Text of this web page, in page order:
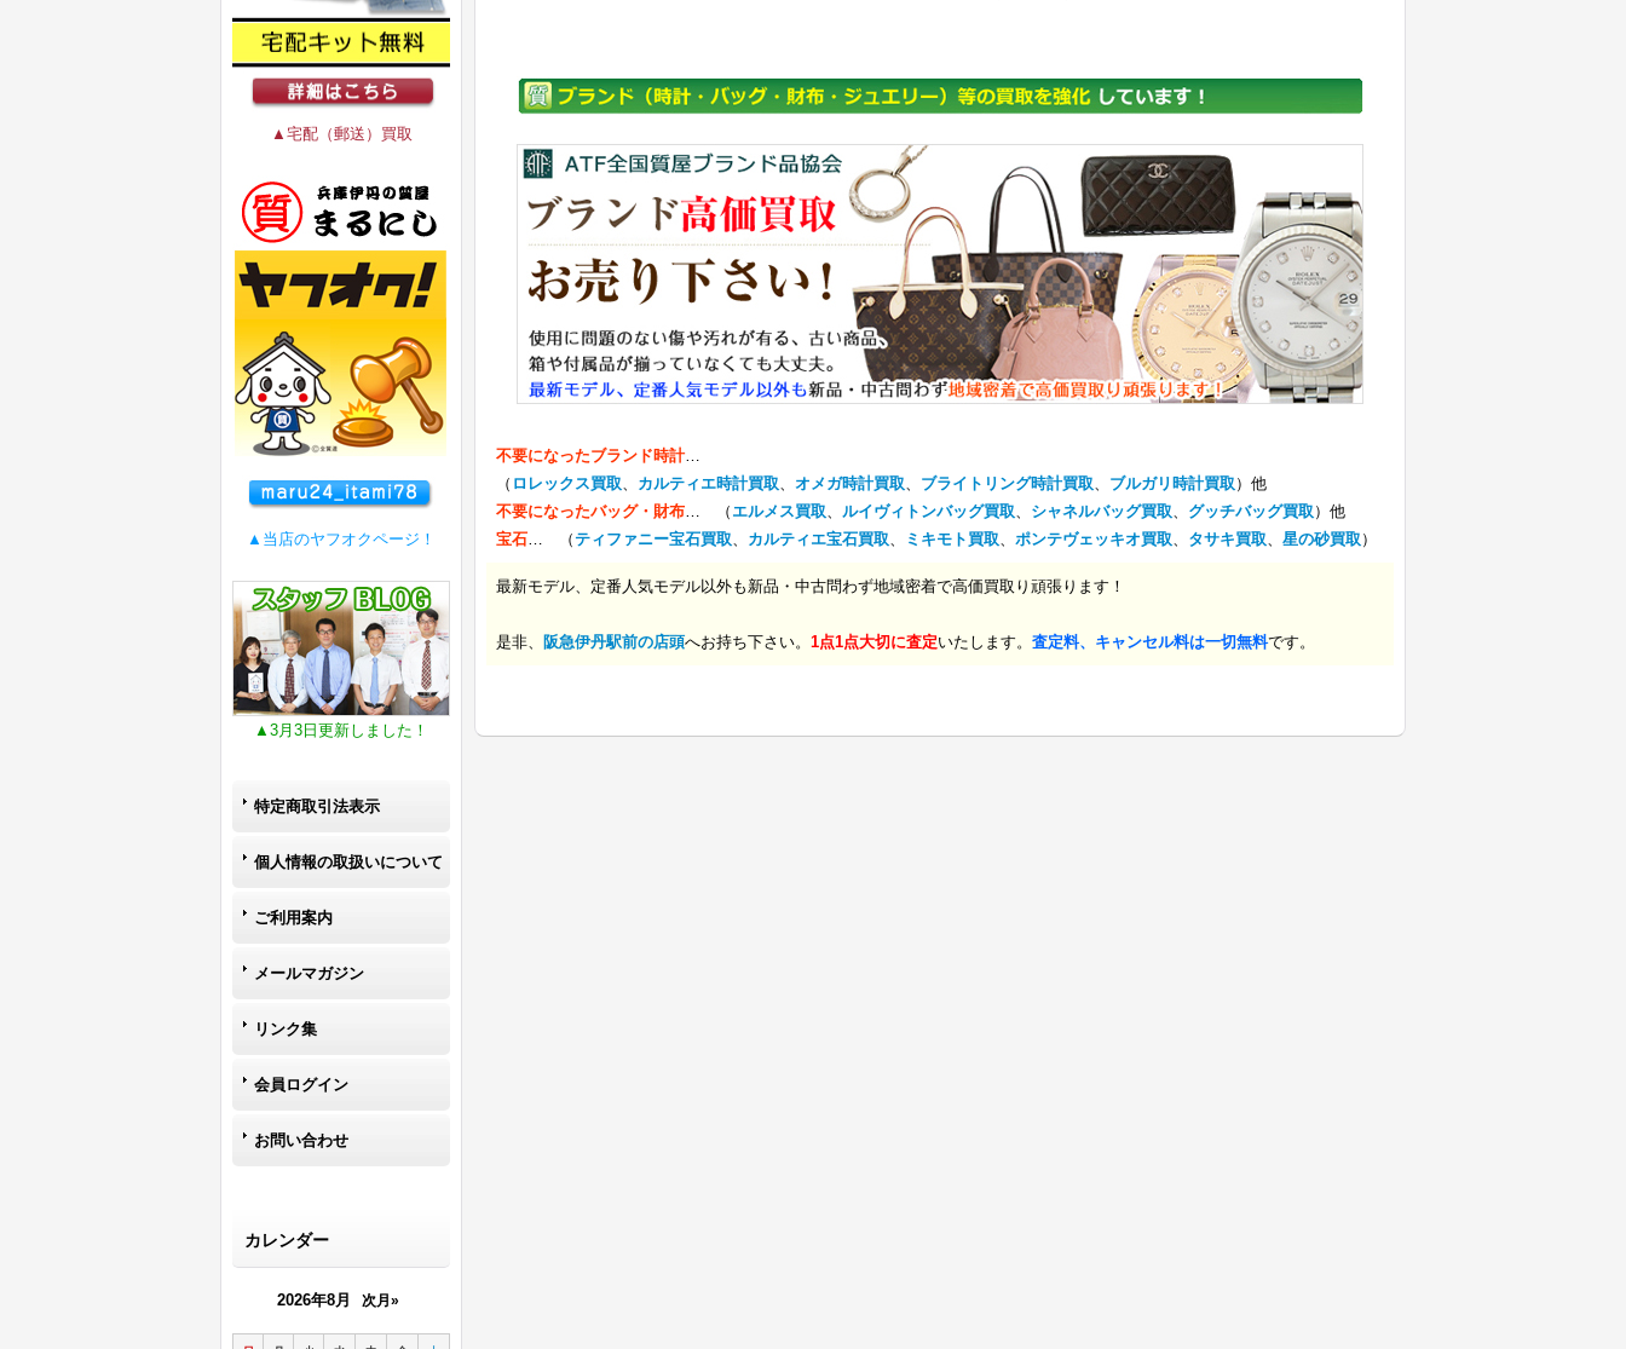
▲宅配（郵送）買取
▲当店のヤフオクページ！
▲3月3日更新しました！
特定商取引法表示
個人情報の取扱いについて
ご利用案内
メールマガジン
リンク集
会員ログイン
お問い合わせ
カレンダー
2026年8月 次月»
不要になったブランド時計…
（ ロレックス買取、 カルティエ時計買取、 オメガ時計買取、 ブライトリング時計買取、 ブルガリ時計買取 ）他
不要になったバッグ・財布… （ エルメス買取、 ルイヴィトンバッグ買取、 シャネルバッグ買取、 グッチバッグ買取 ）他
宝石… （ティファニー宝石買取、 カルティエ宝石買取、 ミキモト買取、 ポンテヴェッキオ買取、 タサキ買取、 星の砂買取 ）
最新モデル、定番人気モデル以外も新品・中古問わず地域密着で高価買取り頑張ります！
是非、 阪急伊丹駅前の店頭へお持ち下さい。 1点1点大切に査定いたします。 査定料、キャンセル料は一切無料です。